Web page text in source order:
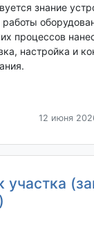
знание
работы
процессов
настройка и
12 июня
участка